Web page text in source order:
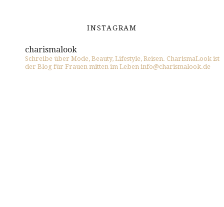
INSTAGRAM
charismalook
Schreibe über Mode, Beauty, Lifestyle, Reisen. CharismaLook ist
der Blog für Frauen mitten im Leben info@charismalook.de